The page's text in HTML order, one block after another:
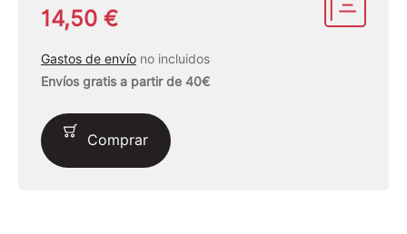
14,50 €
Gastos de envío no incluidos
Envíos gratis a partir de 40€
Comprar